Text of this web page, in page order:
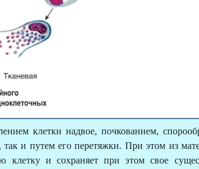
клетки надвое, почкованием,
и путем его перетяжки. При этом из
и сохраняет при этом свое